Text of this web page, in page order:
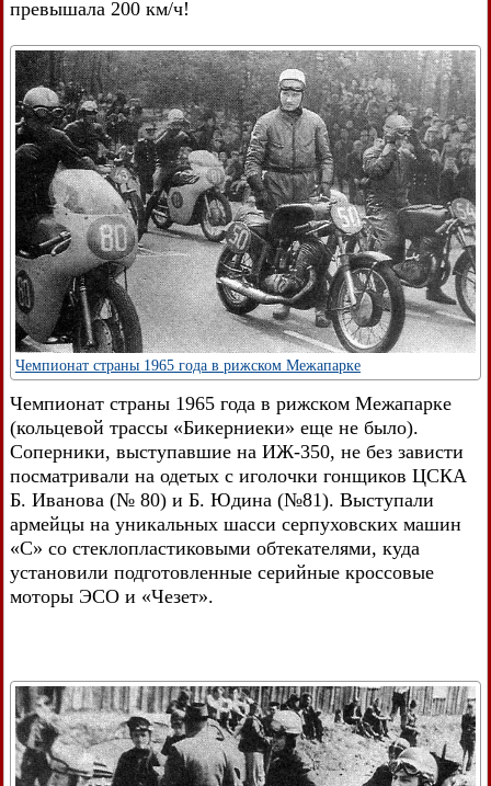
превышала 200 км/ч!
Чемпионат страны 1965 года в рижском Межапарке
Чемпионат страны 1965 года в рижском Межапарке
(кольцевой трассы «Бикерниеки» еще не было).
Соперники, выступавшие на ИЖ-350, не без зависти
посматривали на одетых с иголочки гонщиков ЦСКА
Б. Иванова (№ 80) и Б. Юдина (№81). Выступали
армейцы на уникальных шасси серпуховских машин
«С» со стеклопластиковыми обтекателями, куда
установили подготовленные серийные кроссовые
моторы ЭСО и «Чезет».